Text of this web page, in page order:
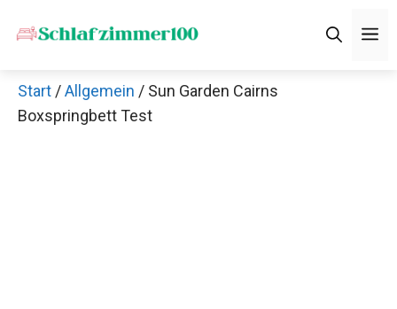
Inhalt
Start /Allgemein / Sun Garden Cairns
Boxspringbett Test